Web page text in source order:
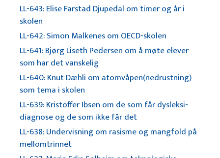
LL-643: Elise Farstad Djupedal om timer og år i
skolen
LL-642: Simon Malkenes om OECD-skolen
LL-641: Bjørg Liseth Pedersen om å møte elever
som har det vanskelig
LL-640: Knut Dæhli om atomvåpen(nedrustning)
som tema i skolen
LL-639: Kristoffer Ibsen om de som får dysleksi-
diagnose og de som ikke får det
LL-638: Undervisning om rasisme og mangfold på
mellomtrinnet